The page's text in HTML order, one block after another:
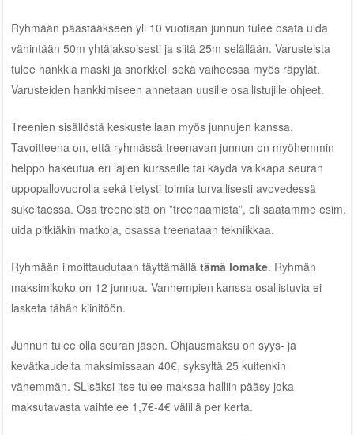
Ryhmään päästääkseen yli 10 vuotiaan junnun tulee osata uida
vähintään 50m yhtäjaksoisesti ja siitä 25m selällään. Varusteista
tulee hankkia maski ja snorkkeli sekä vaiheessa myös räpylät.
Varusteiden hankkimiseen annetaan uusille osallistujille ohjeet.
Treenien sisällöstä keskustellaan myös junnujen kanssa.
Tavoitteena on, että ryhmässä treenavan junnun on myöhemmin
helppo hakeutua eri lajien kursseille tai käydä vaikkapa seuran
uppopallovuorolla sekä tietysti toimia turvallisesti avovedessä
sukeltaessa. Osa treeneistä on ”treenaamista”, eli saatamme esim.
uida pitkiäkin matkoja, osassa treenataan tekniikkaa.
Ryhmään ilmoittaudutaan täyttämällä tämä lomake. Ryhmän
maksimikoko on 12 junnua. Vanhempien kanssa osallistuvia ei
lasketa tähän kiinitöön.
Junnun tulee olla seuran jäsen. Ohjausmaksu on syys- ja
kevätkaudelta maksimissaan 40€, syksyltä 25 kuitenkin
vähemmän. SLisäksi itse tulee maksaa halliin pääsy joka
maksutavasta vaihtelee 1,7€-4€ välillä per kerta.